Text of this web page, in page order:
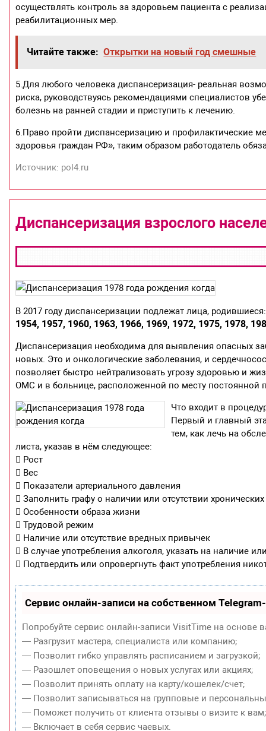
осуществлять контроль за здоровьем пациента с
реабилитационных мер.
Читайте также: Открытки на новый год смешные
5.Для любого человека диспансеризация- реальная
риска, руководствуясь рекомендациями специалистов
болезнь на ранней стадии и приступить к лечению.
6.Право пройти диспансеризацию и профилактические
здоровья граждан РФ», таким образом работодатель
Источник: pol4.ru
Диспансеризация взрослого
В 2017 году диспансеризации подлежат лица,
1954, 1957, 1960, 1963, 1966, 1969, 1972, 1975, 1978,
Диспансеризация необходима для выявления опасных
новых. Это и онкологические заболевания, и
позволяет быстро нейтрализовать угрозу здоровью и
ОМС и в больнице, расположенной по месту постоянной
Что входит в
Первый и главный
тем, как лечь на
листа, указав в нём следующее:
 Рост
 Вес
 Показатели артериального давления
 Заполнить графу о наличии или отсутствии
 Особенности образа жизни
 Трудовой режим
 Наличие или отсутствие вредных привычек
 В случае употребления алкоголя, указать на наличие
 Подтвердить или опровергнуть факт употребления
Сервис онлайн-записи на собственном
Попробуйте сервис онлайн-записи VisitTime на основе
— Разгрузит мастера, специалиста или компанию;
— Позволит гибко управлять расписанием и загрузкой;
— Разошлет оповещения о новых услугах или акциях;
— Позволит принять оплату на карту/кошелек/счет;
— Позволит записываться на групповые и
— Поможет получить от клиента отзывы о визите к вам;
— Включает в себя сервис чаевых.